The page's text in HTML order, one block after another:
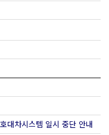
대차시스템 일시 중단 안내